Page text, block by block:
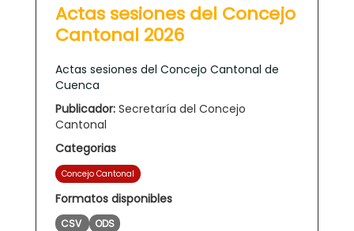
Actas sesiones del Concejo
Cantonal 2026
Actas sesiones del Concejo Cantonal de
Cuenca
Publicador: Secretaría del Concejo
Cantonal
Categorias
Concejo Cantonal
Formatos disponibles
CSV ODS